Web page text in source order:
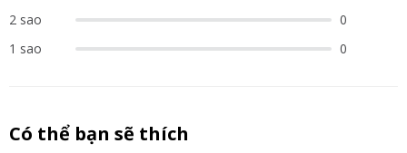
2 sao
0
1 sao
0
Có thể bạn sẽ thích